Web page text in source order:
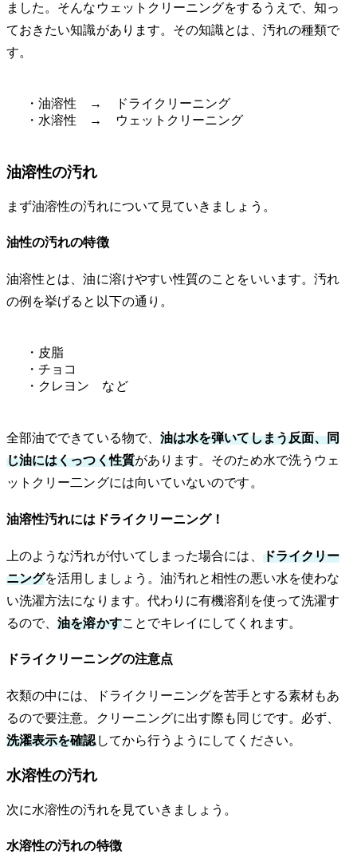
ました。そんなウェットクリーニングをするうえで、知っ
ておきたい知識があります。その知識とは、汚れの種類で
す。
・油溶性 → ドライクリーニング
・水溶性 → ウェットクリーニング
油溶性の汚れ
まず油溶性の汚れについて見ていきましょう。
油性の汚れの特徴
油溶性とは、油に溶けやすい性質のことをいいます。汚れ
の例を挙げると以下の通り。
・皮脂
・チョコ
・クレヨン など
全部油でできている物で、 油は水を弾いてしまう反面、同
じ油にはくっつく性質があります。そのため水で洗うウェ
ットクリー二ングには向いていないのです。
油溶性汚れにはドライクリーニング！
上のような汚れが付いてしまった場合には、 ドライクリー
ニングを活用しましょう。油汚れと相性の悪い水を使わな
い洗濯方法になります。代わりに有機溶剤を使って洗濯す
るので、油を溶かすことでキレイにしてくれます。
ドライクリーニングの注意点
衣類の中には、ドライクリーニングを苦手とする素材もあ
るので要注意。クリーニングに出す際も同じです。必ず、
洗濯表示を確認してから行うようにしてください。
水溶性の汚れ
次に水溶性の汚れを見ていきましょう。
水溶性の汚れの特徴